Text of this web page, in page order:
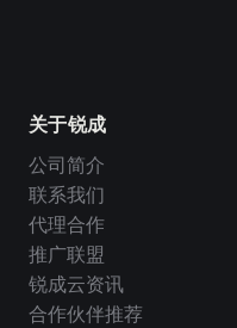
关于锐成
公司简介
联系我们
代理合作
推广联盟
锐成云资讯
合作伙伴推荐